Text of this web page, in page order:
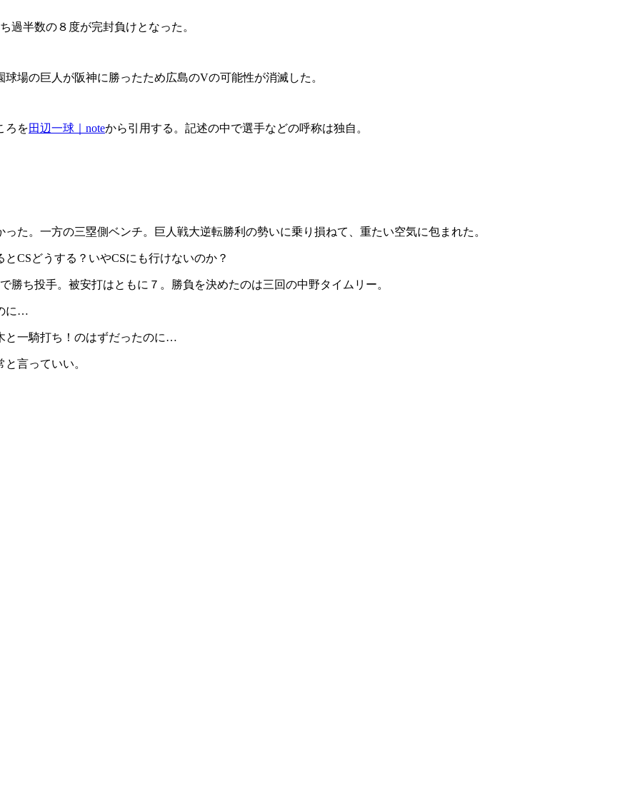
過半数の８度が完封負けとなった。
場の巨人が阪神に勝ったため広島のVの可能性が消滅した。
ろを田辺一球｜noteから引用する。記述の中で選手などの呼称は独自。
た。一方の三塁側ベンチ。巨人戦大逆転勝利の勢いに乗り損ねて、重たい空気に包まれた。
CSどうする？いやCSにも行けないのか？
ち投手。被安打はともに７。勝負を決めたのは三回の中野タイムリー。
に…
と一騎打ち！のはずだったのに…
言っていい。